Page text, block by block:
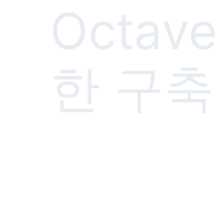
한 구축